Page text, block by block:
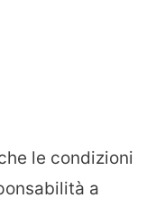
le condizioni
a